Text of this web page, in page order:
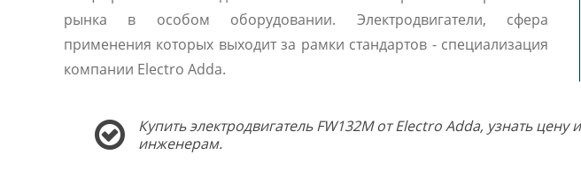
рынка в особом оборудовании. Электродвигатели, сфера
применения которых выходит за рамки стандартов - специализация
компании Electro Adda.
Купить электродвигатель FW132M от Electro Adda, узнать
инженерам.